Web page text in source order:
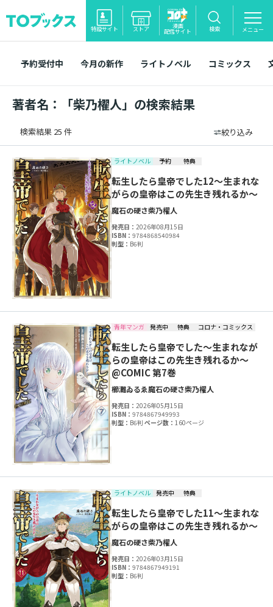
特設サイト ストア 漫画
配信サイト 検索 メニュー
予約受付中 今月の新作 ライトノベル コミックス
著者名：「柴乃櫂人」の検索結果
検索結果 25 件 絞り込み
ライトノベル 予約 特典
転生したら皇帝でした12～生まれな
がらの皇帝はこの先生き残れるか～
魔石の硬さ柴乃櫂人
発売日：2026年08月15日
ISBN：9784868540984
判型： B6判
青年マンガ 発売中 特典 コロナ・コミックス
転生したら皇帝でした～生まれなが
らの皇帝はこの先生き残れるか～
@COMIC 第7巻
櫛灘ゐるゑ魔石の硬さ柴乃櫂人
発売日：2026年05月15日
ISBN：9784867949993
判型： B6判ページ数： 160ページ
ライトノベル 発売中 特典
転生したら皇帝でした11～生まれな
がらの皇帝はこの先生き残れるか～
魔石の硬さ柴乃櫂人
発売日：2026年03月15日
ISBN：9784867949191
判型： B6判